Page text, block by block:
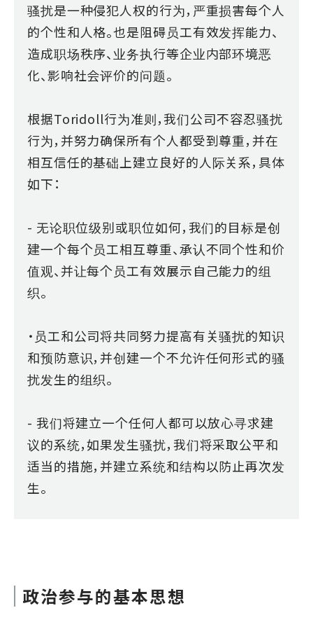
骚扰是一种侵犯人权的行为，严重损害每个人
的个性和人格。也是阻碍员工有效发挥能力、
造成职场秩序、业务执行等企业内部环境恶
化、影响社会评价的问题。
根据Toridoll行为准则，我们公司不容忍骚扰
行为，并努力确保所有个人都受到尊重，并在
相互信任的基础上建立良好的人际关系，具体
如下：
- 无论职位级别或职位如何，我们的目标是创
建一个每个员工相互尊重、承认不同个性和价
值观、并让每个员工有效展示自己能力的组
织。
・员工和公司将共同努力提高有关骚扰的知识
和预防意识，并创建一个不允许任何形式的骚
扰发生的组织。
- 我们将建立一个任何人都可以放心寻求建
议的系统，如果发生骚扰，我们将采取公平和
适当的措施，并建立系统和结构以防止再次发
生。
政治参与的基本思想